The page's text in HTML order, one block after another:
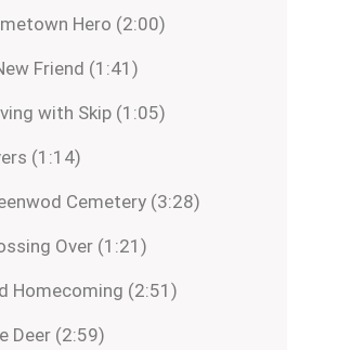
Hero (2:00)
Friend (1:41)
with Skip (1:05)
(1:14)
Cemetery (3:28)
Over (1:21)
Homecoming (2:51)
Deer (2:59)